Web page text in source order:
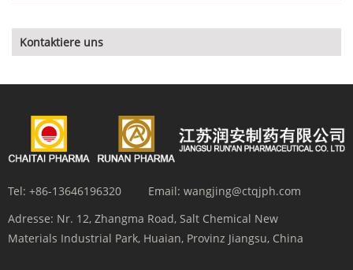
Kontaktiere uns
Tel: +86-13646196320 Email: wangjing@ctqjph.com
Adresse: Nr. 12, Zhangma Road, Salt Chemical New
Materials Industrial Park, Huaian, Provinz Jiangsu, China